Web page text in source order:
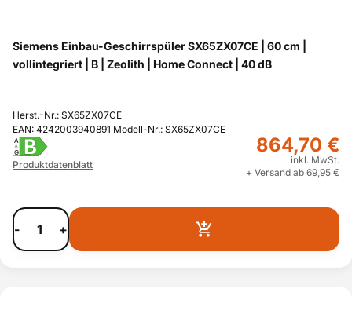
Siemens Einbau-Geschirrspüler SX65ZX07CE | 60 cm |
vollintegriert | B | Zeolith | Home Connect | 40 dB
Herst.-Nr.: SX65ZX07CE
EAN: 4242003940891 Modell-Nr.: SX65ZX07CE
A
G B
Produktdatenblatt
864,70 €
inkl. MwSt.
+ Versand ab 69,95 €
- +